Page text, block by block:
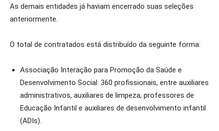
As demais entidades já haviam encerrado suas seleções
anteriormente.
O total de contratados está distribuído da seguinte forma:
Associação Interação para Promoção da Saúde e
Desenvolvimento Social: 360 profissionais, entre auxiliares
administrativos, auxiliares de limpeza, professores de
Educação Infantil e auxiliares de desenvolvimento infantil
(ADIs).